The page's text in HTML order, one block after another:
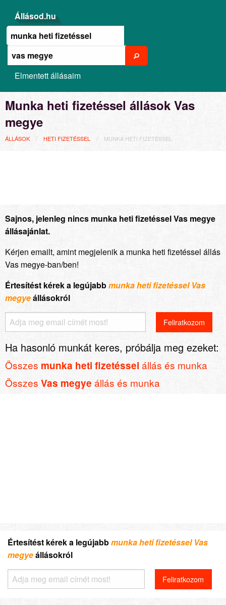
Állásod.hu
Elmentett állásaim
Munka heti fizetéssel állások Vas
megye
ÁLLÁSOK HETI FIZETÉSSEL MUNKA HETI FIZETÉSSEL
Sajnos, jelenleg nincs munka heti fizetéssel Vas megye
állásajánlat.
Kérjen emailt, amint megjelenik a munka heti fizetéssel állás
Vas megye-ban/ben!
Értesítést kérek a legújabbmunka heti fizetéssel Vas
megyeállásokról
Ha hasonló munkát keres, próbálja meg ezeket:
Összes munka heti fizetéssel állás és munka
Összes Vas megye állás és munka
Értesítést kérek a legújabbmunka heti fizetéssel Vas
megyeállásokról